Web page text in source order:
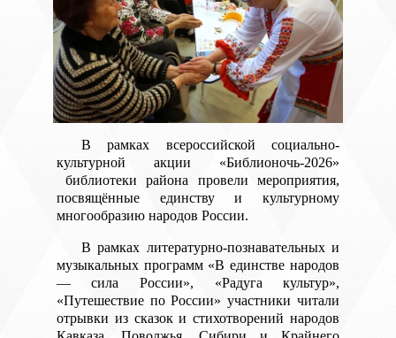
В рамках всероссийской социально-
культурной акции «Библионочь-2026»
библиотеки района провели мероприятия,
посвящённые единству и культурному
многообразию народов России.
В рамках литературно-познавательных и
музыкальных программ «В единстве народов
— сила России», «Радуга культур»,
«Путешествие по России» участники читали
отрывки из сказок и стихотворений народов